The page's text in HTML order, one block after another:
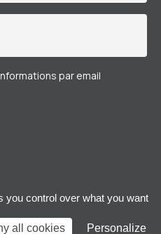
par email
you control over what you want
all cookies Personalize